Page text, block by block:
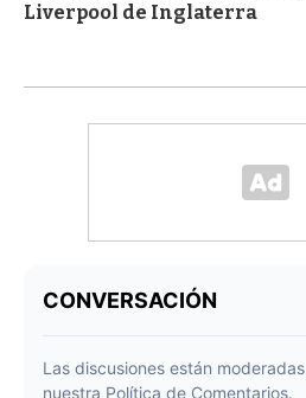
Liverpool de Inglaterra